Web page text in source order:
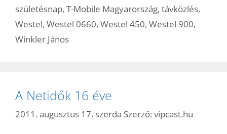
születésnap, T-Mobile Magyarország, távközlés,
Westel, Westel 0660, Westel 450, Westel 900,
Winkler János
A Netidők 16 éve
2011. augusztus 17. szerda Szerző: vipcast.hu